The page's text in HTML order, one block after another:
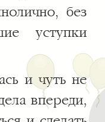
без
уступки
и чуть не
впереди,